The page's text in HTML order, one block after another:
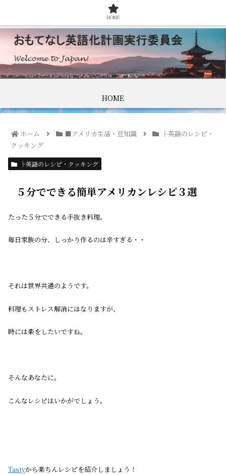
HOME
ホーム ■アメリカ生活・豆知識
├英語のレシピ・
クッキング
├英語のレシピ・クッキング
５分でできる簡単アメリカンレシピ３選
たった５分でできる手抜き料理。
毎日家族の分、しっかり作るのは辛すぎる・・
それは世界共通のようです。
料理もストレス解消にはなりますが、
時には楽をしたいですね。
そんなあなたに。
こんなレシピはいかがでしょう。
Tastyから楽ちんレシピを紹介しましょう！
HOME